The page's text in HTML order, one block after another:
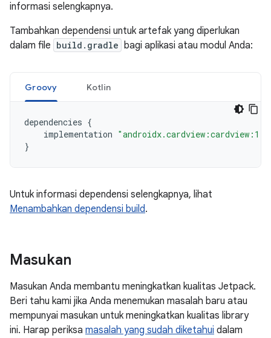
informasi selengkapnya.
Tambahkan dependensi untuk artefak yang diperlukan
dalam file build.gradle bagi aplikasi atau modul Anda:
Groovy Kotlin
dependencies {
implementation
}
Untuk informasi dependensi selengkapnya, lihat
Menambahkan dependensi build.
Masukan
Masukan Anda membantu meningkatkan kualitas Jetpack.
Beri tahu kami jika Anda menemukan masalah baru atau
mempunyai masukan untuk meningkatkan kualitas library
ini. Harap periksa masalah yang sudah diketahui dalam